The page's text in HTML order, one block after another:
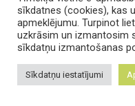
sīkdatnes (cookies), kas
apmeklējumu. Turpinot
uzkrāsim un izmantosim
sīkdatņu izmantošanas
Sīkdatņu iestatījumi